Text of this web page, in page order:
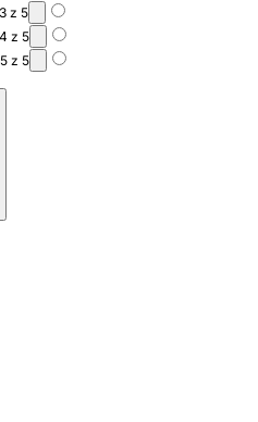
z 5
z 5
z 5